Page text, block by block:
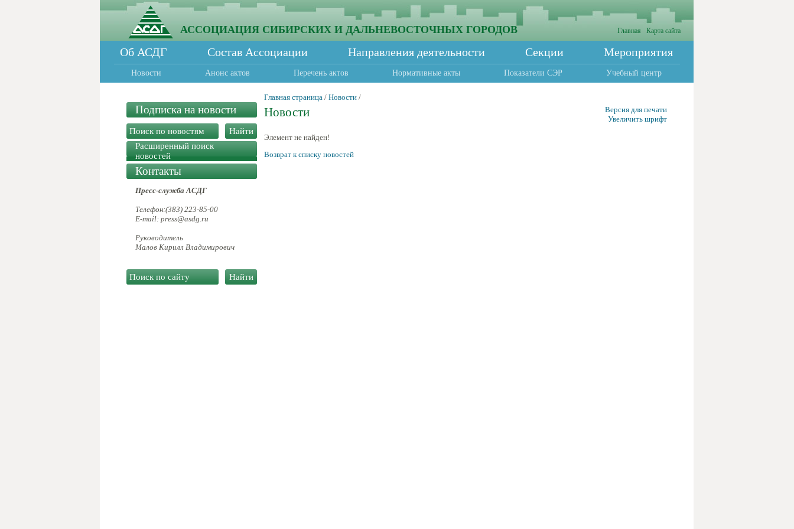
АССОЦИАЦИЯ СИБИРСКИХ И ДАЛЬНЕВОСТОЧНЫХ ГОРОДОВ Главная Карта сайта
Об АСДГ Состав Ассоциации Направления деятельности Секции Мероприятия
Новости Анонс актов Перечень актов Нормативные акты Показатели СЭР Учебный центр
Подписка на новости
Расширенный поиск
новостей
Контакты
Пресс-служба АСДГ
Телефон:(383) 223-85-00
E-mail: press@asdg.ru
Руководитель
Малов Кирилл Владимирович
Главная страница / Новости /
Новости
Версия для печати
Увеличить шрифт
Элемент не найден!
Возврат к списку новостей